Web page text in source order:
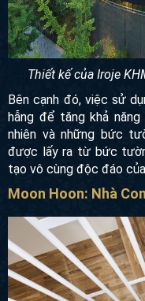
Thiết kế của Iroje
Bên cạnh đó, việc sử
hẫng để tăng khả
nhiên và những bức
được lấy ra từ bức
tạo vô cùng độc đáo của